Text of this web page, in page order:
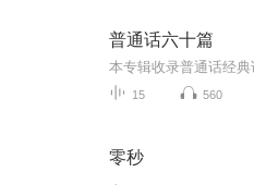
普通话六十篇
15 560
零秒